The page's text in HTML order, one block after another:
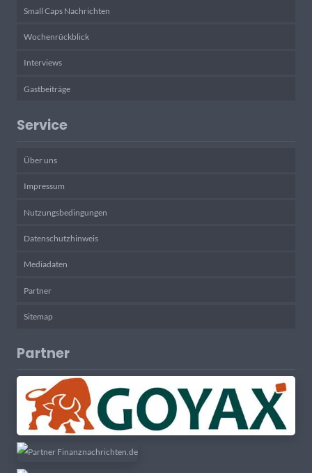
Small Caps Nachrichten
Wochenrückblick
Interviews
Gastbeiträge
Service
Über uns
Impressum
Nutzungsbedingungen
Datenschutzhinweis
Mediadaten
Partner
Sitemap
Partner